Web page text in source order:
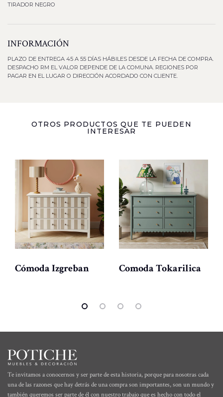
TIRADOR NEGRO
INFORMACIÓN
PLAZO DE ENTREGA 45 A 55 DÍAS HÁBILES DESDE LA FECHA DE COMPRA.
DESPACHO RM EL VALOR DEPENDE DE LA COMUNA. REGIONES POR
PAGAR EN EL LUGAR O DIRECCIÓN ACORDADO CON CLIENTE.
OTROS PRODUCTOS QUE TE PUEDEN
INTERESAR
Cómoda Izgreban Comoda Tokarilica
Te invitamos a conocernos y ser parte de esta historia, porque para nosotras cada
una de las razones que hay detrás de una compra son importantes, son un mundo y
también queremos ser parte de él con nuestro trabajo que es hecho con todo el